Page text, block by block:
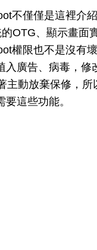
僅僅是這裡介紹
OTG、顯示畫面
權限也不是沒有
入廣告、病毒，
主動放棄保修，
這些功能。